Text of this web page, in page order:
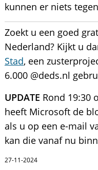
kunnen er niets
Zoekt u een goed
Nederland? Kijkt u
Stad, een
6.000 @deds.nl
UPDATE Rond 19:30
heeft Microsoft de
als u op een e-mail
kan die vanaf nu
27-11-2024